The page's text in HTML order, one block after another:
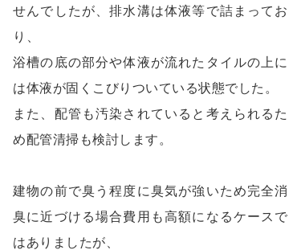
せんでしたが、排水溝は体液等で詰まってお
り、
浴槽の底の部分や体液が流れたタイルの上に
は体液が固くこびりついている状態でした。
また、配管も汚染されていると考えられるた
め配管清掃も検討します。
建物の前で臭う程度に臭気が強いため完全消
臭に近づける場合費用も高額になるケースで
はありましたが、